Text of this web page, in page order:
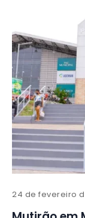
24 de fevereiro